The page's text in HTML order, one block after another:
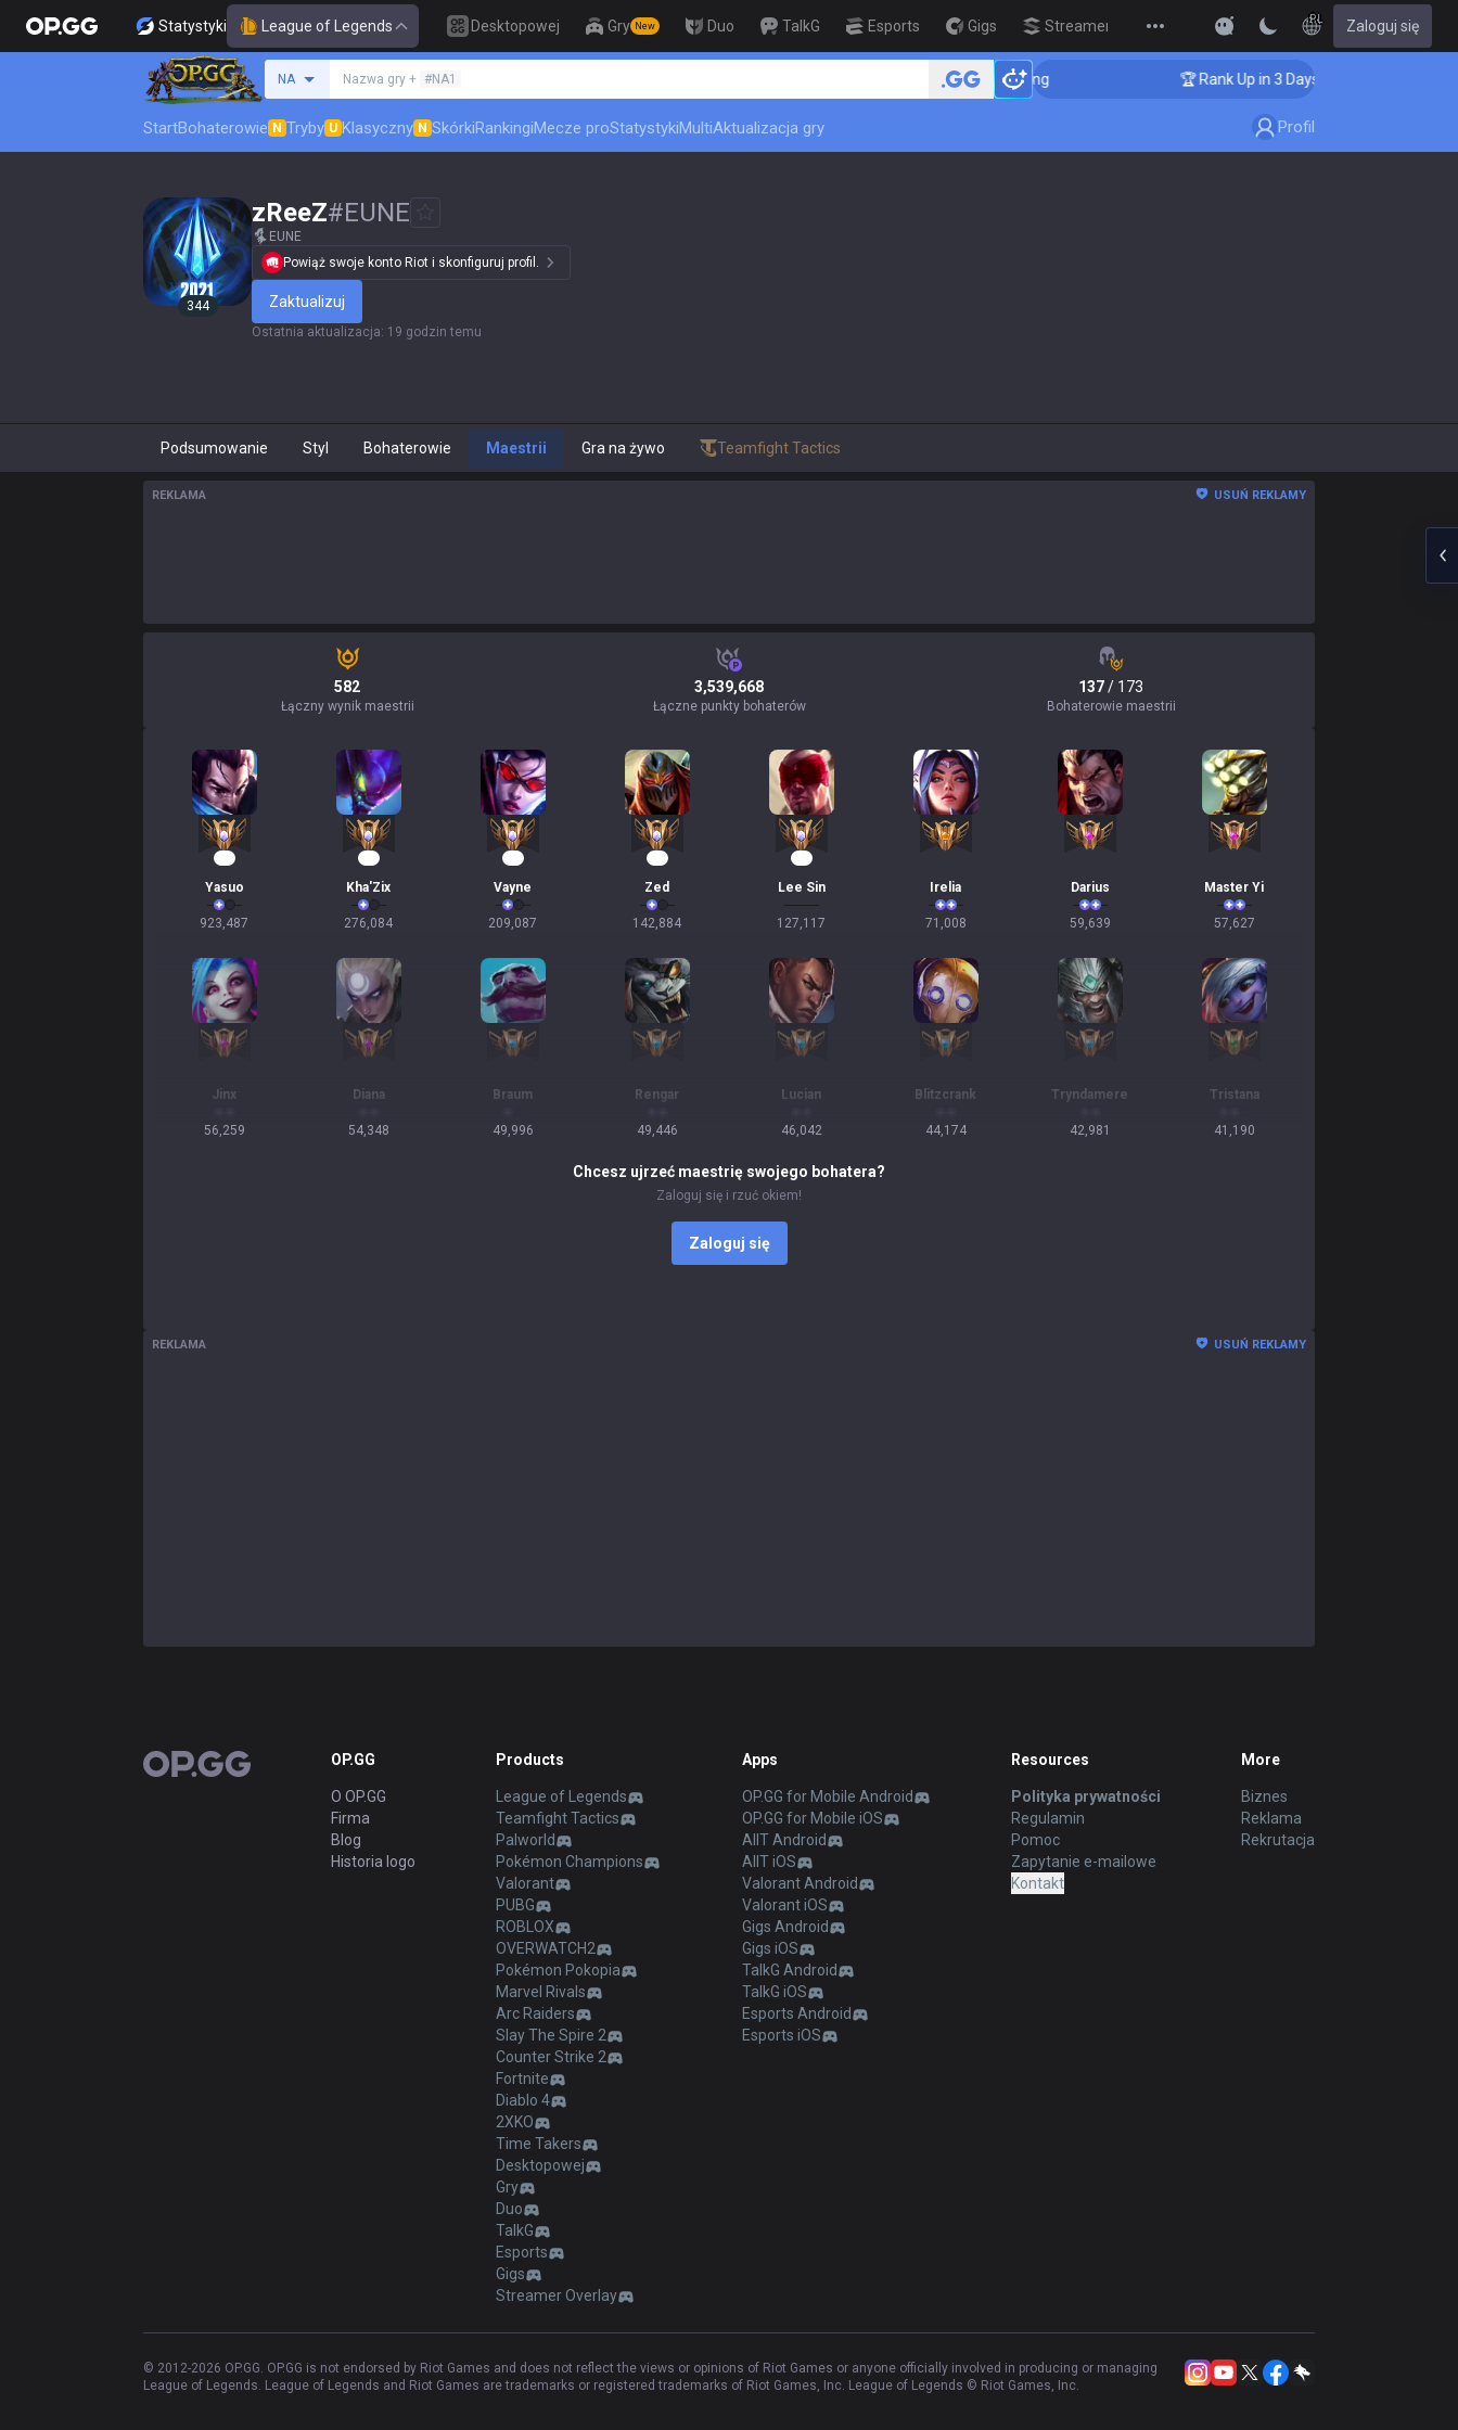
Statystyki League of Legends Desktopowej Gry New Duo TalkG Esports Gigs Streamer Overlay PL Zaloguj się
NA Nazwa gry + #NA1 🏆 Rank Up in 3 Days! Challenger Coaching 🏆 Rank Up in 3 Days! Challenger Coaching
StartBohaterowie N Tryby U Klasyczny N SkórkiRankingiMecze proStatystykiMultiAktualizacja gry Profil
344
zReeZ#EUNE
EUNE
Powiąż swoje konto Riot i skonfiguruj profil.
Zaktualizuj
Ostatnia aktualizacja: 19 godzin temu
Podsumowanie Styl Bohaterowie Maestrii Gra na żywo Teamfight Tactics
REKLAMA USUŃ REKLAMY
582
Łączny wynik maestrii
3,539,668
Łączne punkty bohaterów
137/ 173
Bohaterowie maestrii
73
Yasuo
923,487
24
Kha'Zix
276,084
19
Vayne
209,087
15
Zed
142,884
11
Lee Sin
127,117
Irelia
71,008
Darius
59,639
Master Yi
57,627
Jinx
56,259
Diana
54,348
Braum
49,996
Rengar
49,446
Lucian
46,042
Blitzcrank
44,174
Tryndamere
42,981
Tristana
41,190
Chcesz ujrzeć maestrię swojego bohatera?
Zaloguj się i rzuć okiem!
Zaloguj się
REKLAMA USUŃ REKLAMY
OP.GG OP.GG
O OP.GG
Firma
Blog
Historia logo
Products
League of Legends
Teamfight Tactics
Palworld
Pokémon Champions
Valorant
PUBG
ROBLOX
OVERWATCH2
Pokémon Pokopia
Marvel Rivals
Arc Raiders
Slay The Spire 2
Counter Strike 2
Fortnite
Diablo 4
2XKO
Time Takers
Desktopowej
Gry
Duo
TalkG
Esports
Gigs
Streamer Overlay
Apps
OP.GG for Mobile Android
OP.GG for Mobile iOS
AllT Android
AllT iOS
Valorant Android
Valorant iOS
Gigs Android
Gigs iOS
TalkG Android
TalkG iOS
Esports Android
Esports iOS
Resources
Polityka prywatności
Regulamin
Pomoc
Zapytanie e-mailowe
Kontakt
More
Biznes
Reklama
Rekrutacja
© 2012-2026 OP.GG. OP.GG is not endorsed by Riot Games and does not reflect the views or opinions of Riot Games or anyone officially involved in producing or managing
League of Legends. League of Legends and Riot Games are trademarks or registered trademarks of Riot Games, Inc. League of Legends © Riot Games, Inc.